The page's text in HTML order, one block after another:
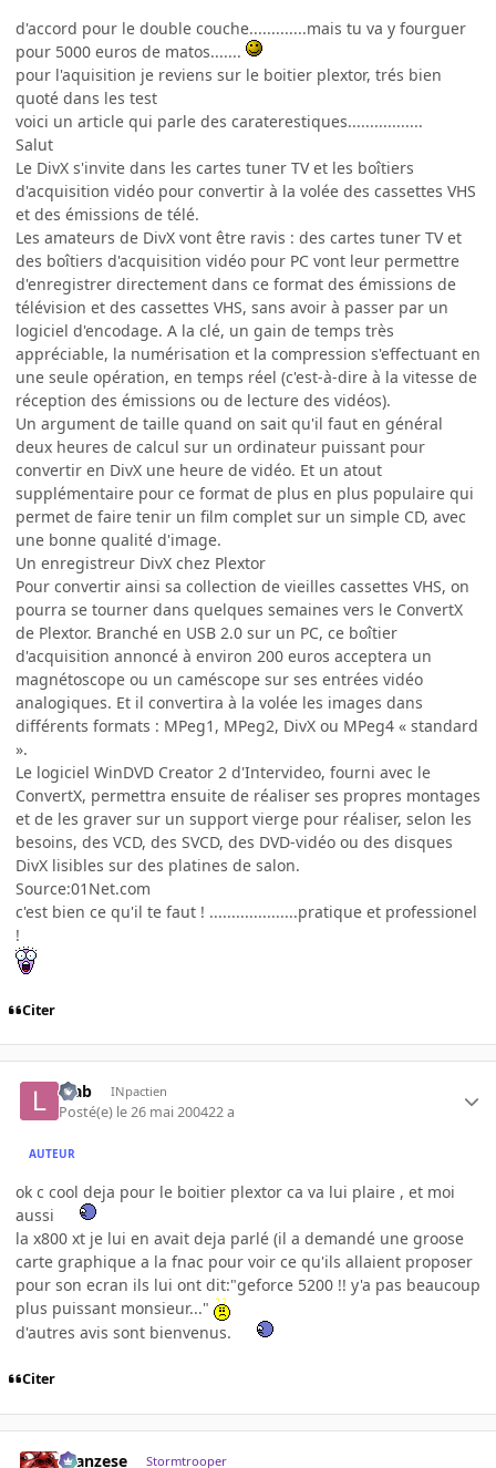
d'accord pour le double couche.............mais tu va y fourguer
pour 5000 euros de matos.......
pour l'aquisition je reviens sur le boitier plextor, trés bien
quoté dans les test
voici un article qui parle des caraterestiques.................
Salut
Le DivX s'invite dans les cartes tuner TV et les boîtiers
d'acquisition vidéo pour convertir à la volée des cassettes VHS
et des émissions de télé.
Les amateurs de DivX vont être ravis : des cartes tuner TV et
des boîtiers d'acquisition vidéo pour PC vont leur permettre
d'enregistrer directement dans ce format des émissions de
télévision et des cassettes VHS, sans avoir à passer par un
logiciel d'encodage. A la clé, un gain de temps très
appréciable, la numérisation et la compression s'effectuant en
une seule opération, en temps réel (c'est-à-dire à la vitesse de
réception des émissions ou de lecture des vidéos).
Un argument de taille quand on sait qu'il faut en général
deux heures de calcul sur un ordinateur puissant pour
convertir en DivX une heure de vidéo. Et un atout
supplémentaire pour ce format de plus en plus populaire qui
permet de faire tenir un film complet sur un simple CD, avec
une bonne qualité d'image.
Un enregistreur DivX chez Plextor
Pour convertir ainsi sa collection de vieilles cassettes VHS, on
pourra se tourner dans quelques semaines vers le ConvertX
de Plextor. Branché en USB 2.0 sur un PC, ce boîtier
d'acquisition annoncé à environ 200 euros acceptera un
magnétoscope ou un caméscope sur ses entrées vidéo
analogiques. Et il convertira à la volée les images dans
différents formats : MPeg1, MPeg2, DivX ou MPeg4 « standard
».
Le logiciel WinDVD Creator 2 d'Intervideo, fourni avec le
ConvertX, permettra ensuite de réaliser ses propres montages
et de les graver sur un support vierge pour réaliser, selon les
besoins, des VCD, des SVCD, des DVD-vidéo ou des disques
DivX lisibles sur des platines de salon.
Source:01Net.com
c'est bien ce qu'il te faut ! ....................pratique et professionel
!
Citer
lifab INpactien
Posté(e) le 26 mai 200422 a
AUTEUR
ok c cool deja pour le boitier plextor ca va lui plaire , et moi
aussi
la x800 xt je lui en avait deja parlé (il a demandé une groose
carte graphique a la fnac pour voir ce qu'ils allaient proposer
pour son ecran ils lui ont dit:"geforce 5200 !! y'a pas beaucoup
plus puissant monsieur..."
d'autres avis sont bienvenus.
Citer
ilcanzese Stormtrooper